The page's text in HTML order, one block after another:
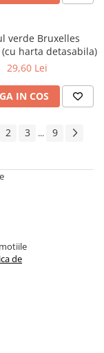
verde Bruxelles
harta detasabila)
29,60 Lei
IN COS
2 3 ... 9
de